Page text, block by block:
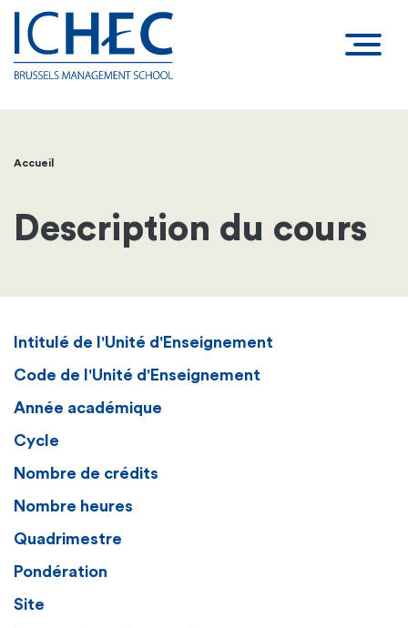
Fil
d'Ariane
Accueil
Description du cours
Intitulé de l'Unité d'Enseignement
Code de l'Unité d'Enseignement
Année académique
Cycle
Nombre de crédits
Nombre heures
Quadrimestre
Pondération
Site